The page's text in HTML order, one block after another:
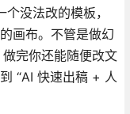
没法改的模板，
的画布。不管是做幻
完你还能随便改文
“AI 快速出稿 + 人